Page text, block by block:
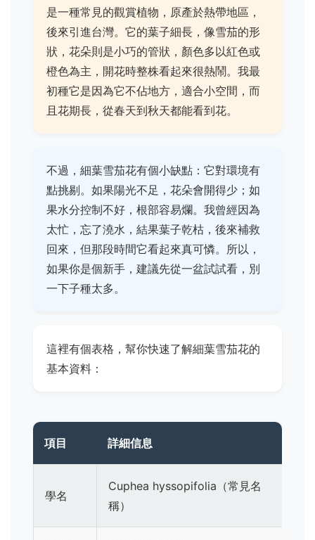
是一種常見的觀賞植物，原產於熱帶地區，
後來引進台灣。它的葉子細長，像雪茄的形
狀，花朵則是小巧的管狀，顏色多以紅色或
橙色為主，開花時整株看起來很熱鬧。我最
初種它是因為它不佔地方，適合小空間，而
且花期長，從春天到秋天都能看到花。
不過，細葉雪茄花有個小缺點：它對環境有
點挑剔。如果陽光不足，花朵會開得少；如
果水分控制不好，根部容易爛。我曾經因為
太忙，忘了澆水，結果葉子乾枯，後來補救
回來，但那段時間它看起來真可憐。所以，
如果你是個新手，建議先從一盆試試看，別
一下子種太多。
這裡有個表格，幫你快速了解細葉雪茄花的
基本資料：
項目 詳細信息
學名
Cuphea hyssopifolia（常見名
稱）